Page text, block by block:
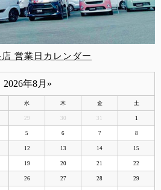
営業日カレンダー
2026年8月 »
水 木 金 土
29 30 31 1
5 6 7 8
12 13 14 15
19 20 21 22
26 27 28 29